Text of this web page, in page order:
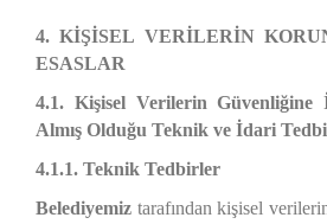
4. KİŞİSEL VERİLERİN
ESASLAR
4.1. Kişisel Verilerin Güvenliğine
Almış Olduğu Teknik ve İdari
4.1.1. Teknik Tedbirler
Belediyemiz tarafından kişisel